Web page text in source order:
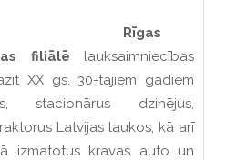
Rīgas
filiālē lauksaimniecības
XX gs. 30-tajiem gadiem
stacionārus dzinējus,
Latvijas laukos, kā arī
izmatotus kravas auto un